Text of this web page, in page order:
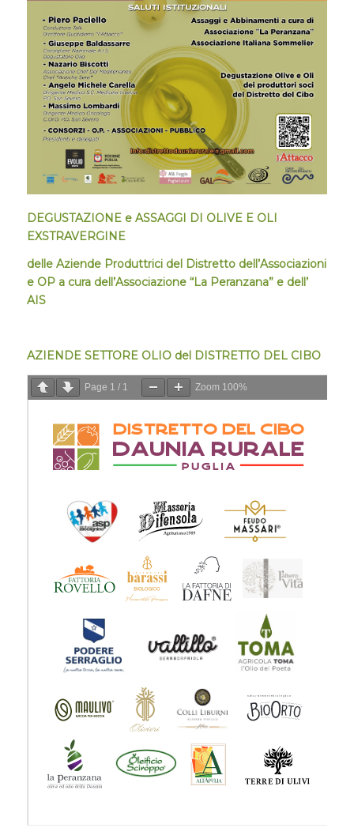
DEGUSTAZIONE e ASSAGGI DI OLIVE E OLI
EXSTRAVERGINE
delle Aziende Produttrici del Distretto dell’Associazioni
e OP a cura dell’Associazione “La Peranzana” e dell’
AIS
AZIENDE SETTORE OLIO del DISTRETTO DEL CIBO
Page 1 / 1 Zoom 100%